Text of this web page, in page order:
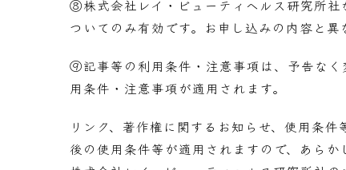
⑧株式会社レイ・ビューティヘルス研究所
ついてのみ有効です。お申し込みの内容と
⑨記事等の利用条件・注意事項は、予告な
用条件・注意事項が適用されます。
リンク、著作権に関するお知らせ、使用条
後の使用条件等が適用されますので、あらか